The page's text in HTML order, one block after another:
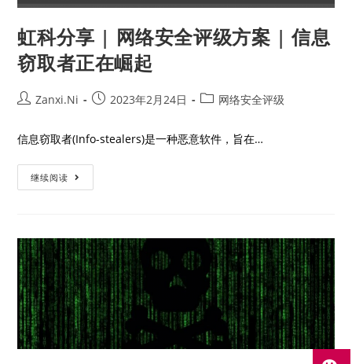
虹科分享 | 网络安全评级方案 | 信息
窃取者正在崛起
Zanxi.Ni 2023年2月24日 网络安全评级
信息窃取者(Info-stealers)是一种恶意软件，旨在…
继续阅读